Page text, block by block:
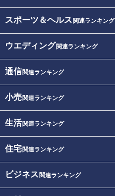
スポーツ＆ヘルス 関連ランキング
ウエディング関連ランキング
通信関連ランキング
小売関連ランキング
生活関連ランキング
住宅関連ランキング
ビジネス 関連ランキング